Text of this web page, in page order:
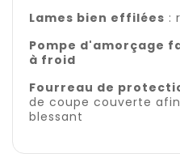
Lames bien effilées :
Pompe d'amorçage
à froid
Fourreau de
de coupe couverte
blessant